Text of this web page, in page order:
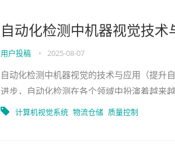
自动化检测中机器视觉技术
用户投稿 • 2025-08-07
自动化检测中机器视觉的技术与应用（提升
进步，自动化检测在各个领域中扮演着越来
检测任务来说，传统的自动化检测方法可能无
计算机视觉系统 物流仓储 质量控制